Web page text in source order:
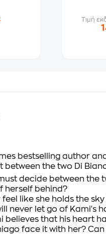
Τιμή
bestselling author
between the two Di
decide between the
herself behind?
like she holds the sky
never let go of Kami's
believes that his heart
face it with her?